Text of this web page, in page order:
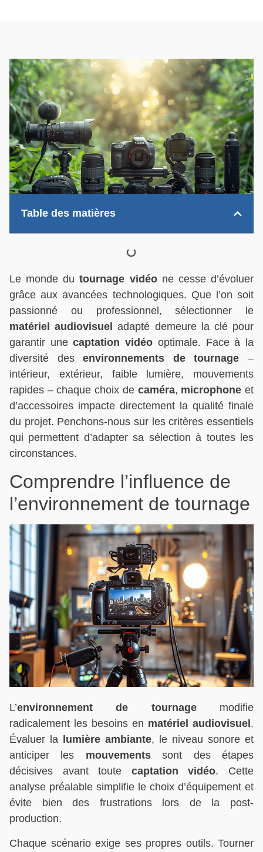
Table des matières
Le monde dutournage vidéone cesse d’évoluer
grâce aux avancées technologiques. Que l’on soit
passionné ou professionnel, sélectionner le
matériel audiovisuel
adapté demeure la clé pour
garantir unecaptation vidéo optimale. Face à la
diversité desenvironnements de tournage –
intérieur, extérieur, faible lumière, mouvements
rapides – chaque choix de caméra, microphone et
d’accessoires impacte directement la qualité finale
du projet. Penchons-nous sur les critères essentiels
qui permettent d’adapter sa sélection à toutes les
circonstances.
Comprendre l’influence de
l’environnement de tournage
L’environnement de tournagemodifie
radicalement les besoins en matériel audiovisuel .
Évaluer la
lumière ambiante, le niveau sonore et
anticiper les mouvementssont des étapes
décisives avant toute captation vidéo. Cette
analyse préalable simplifie le choix d’équipement et
évite bien des frustrations lors de la post-
production.
Chaque scénario exige ses propres outils. Tourner